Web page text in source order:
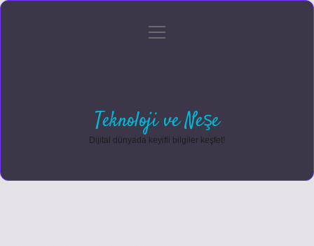
Gizlilik Politikası
menüyü
Teknoloji ve Neşe
Dijital dünyada keyifli bilgiler keşfet!